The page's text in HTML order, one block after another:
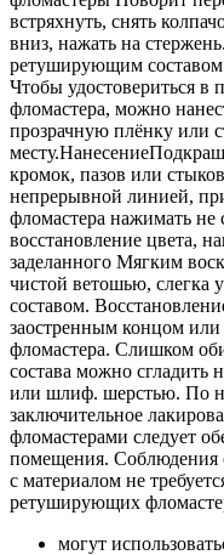
встряхнуть, снять
вниз, нажать на
ретуширующим составом
Чтобы удостовериться в
фломастера, можно
прозрачную плёнку или
кромок, пазов или
непрерывной линией,
фломастера нажимать не
восстановление цвета,
заделанного Мягким
чистой ветошью,
составом.
заостренным концом
фломастера. Слишком
состава можно
или шлиф. шерстью. По
заключительное
фломастерами следует
помещения. Соблюдения
с материалом не
ретуширующих
могут